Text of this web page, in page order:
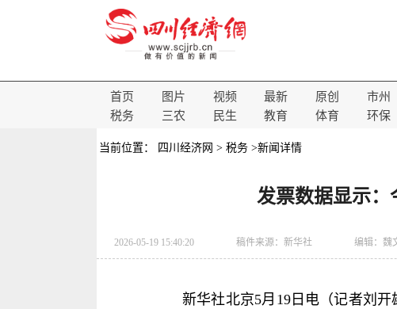
首页 图片 视频 最新 原创 市州
税务
三农 民生 教育 体育 环保
当前位置： 四川经济网 > 税务 >新闻详情
发票数据显示：
2026-05-19 15:40:20 稿件来源： 新华社 编辑：魏
新华社北京5月19日电（记者刘